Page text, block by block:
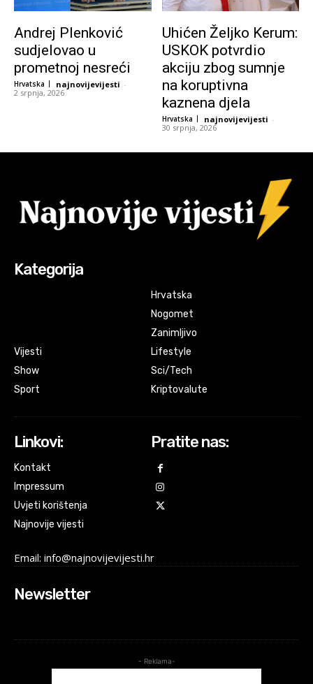
Andrej Plenković
sudjelovao u
prometnoj nesreći
Hrvatska najnovijevijesti -
2 srpnja, 2026
Uhićen Željko Kerum:
USKOK potvrdio
akciju zbog sumnje
na koruptivna
kaznena djela
Hrvatska najnovijevijesti -
30 srpnja, 2026
Kategorija
Vijesti
Show
Sport
Hrvatska
Nogomet
Zanimljivo
Lifestyle
Sci/Tech
Kriptovalute
Linkovi:
Kontakt
Impressum
Uvjeti korištenja
Najnovije vijesti
Pratite nas:
Email: info@najnovijevijesti.hr
Newsletter
- Reklama-